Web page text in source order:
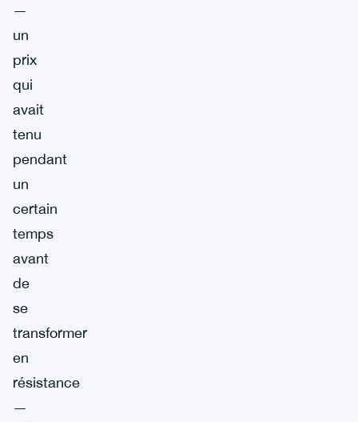
—
un
prix
qui
avait
tenu
pendant
un
certain
temps
avant
de
se
transformer
en
résistance
—